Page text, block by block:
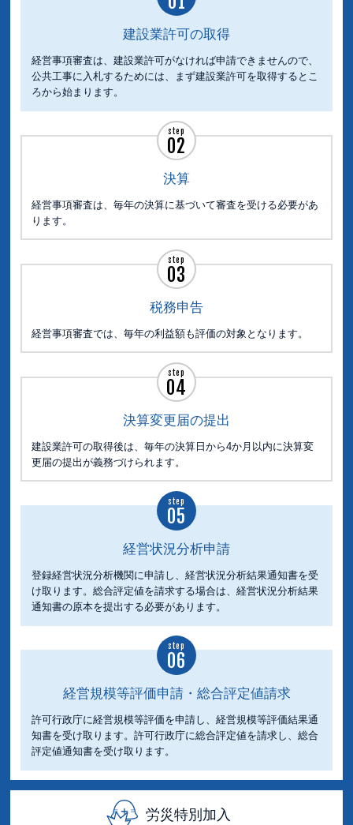
建設業許可の取得
経営事項審査は、建設業許可がなければ申請できませんので、
公共工事に入札するためには、まず建設業許可を取得するとこ
ろから始まります。
step
02
決算
経営事項審査は、毎年の決算に基づいて審査を受ける必要があ
ります。
step
03
税務申告
経営事項審査では、毎年の利益額も評価の対象となります。
step
04
決算変更届の提出
建設業許可の取得後は、毎年の決算日から4か月以内に決算変
更届の提出が義務づけられます。
step
05
経営状況分析申請
登録経営状況分析機関に申請し、経営状況分析結果通知書を受
け取ります。総合評定値を請求する場合は、経営状況分析結果
通知書の原本を提出する必要があります。
step
06
経営規模等評価申請・総合評定値請求
許可行政庁に経営規模等評価を申請し、経営規模等評価結果通
知書を受け取ります。許可行政庁に総合評定値を請求し、総合
評定値通知書を受け取ります。
労災特別加入